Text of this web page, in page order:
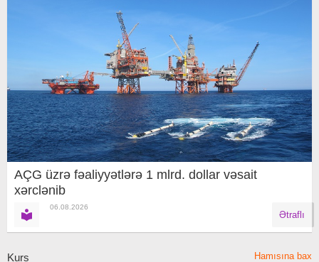
AÇG üzrə fəaliyyətlərə 1 mlrd. dollar vəsait
xərclənib
06.08.2026
Ətraflı
Kurs Hamısına bax